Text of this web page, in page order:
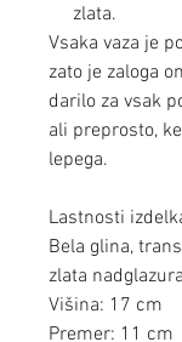
zlata.
Vsaka vaza je
zato je zaloga
darilo za vsak
ali preprosto,
lepega.
Lastnosti
Bela glina,
zlata
Višina: 17 cm
Premer: 11 cm